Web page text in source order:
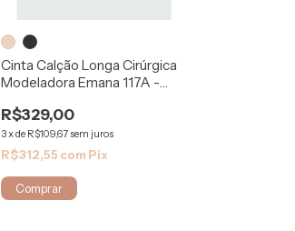
Cinta Calção Longa Cirúrgica
Modeladora Emana 117A -
R$329,00
3 xde R$109,67 sem juros
R$312,55 com Pix
Comprar